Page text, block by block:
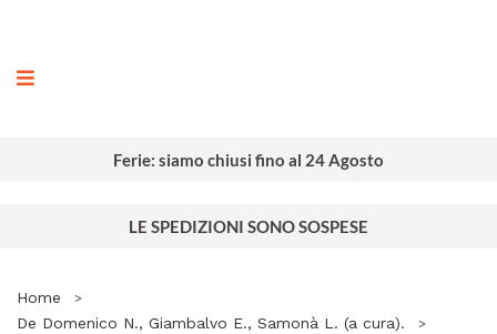
Ferie: siamo chiusi fino al 24 Agosto
LE SPEDIZIONI SONO SOSPESE
Home
De Domenico N., Giambalvo E., Samonà L. (a cura).